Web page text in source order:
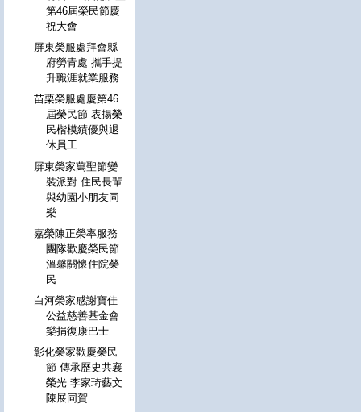
第46屆榮民節慶
祝大會
屏東榮服處拜會縣
府勞青處 攜手提
升職涯就業服務
苗栗榮服處慶第46
屆榮民節 表揚榮
民楷模績優與退
休員工
屏東榮家萬聖節變
裝派對 住民長輩
與幼園小朋友同
樂
嘉榮陳正榮率服務
團隊歡慶榮民節
溫馨關懷住院榮
民
白河榮家感謝寶佳
公益慈善基金會
樂捐復康巴士
彰化榮家歡慶榮民
節 傳承歷史共襄
榮光 李家琦藝文
陳展同賀